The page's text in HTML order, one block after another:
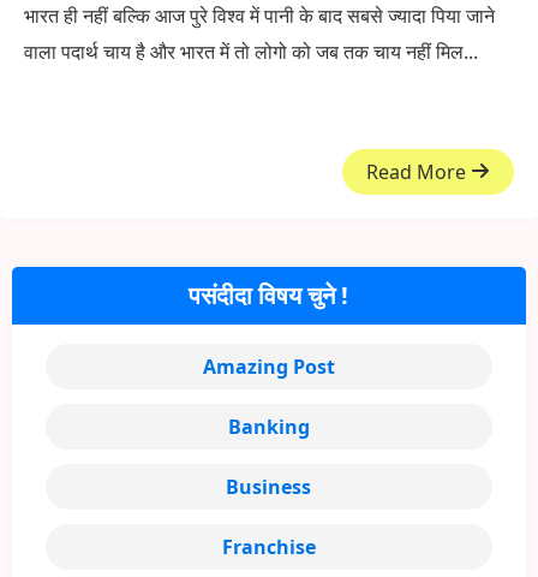
भारत ही नहीं बल्कि आज पुरे विश्व में पानी के बाद सबसे ज्यादा पिया जाने
वाला पदार्थ चाय है और भारत में तो लोगो को जब तक चाय नहीं मिल...
Read More
पसंदीदा विषय चुने !
Amazing Post
Banking
Business
Franchise